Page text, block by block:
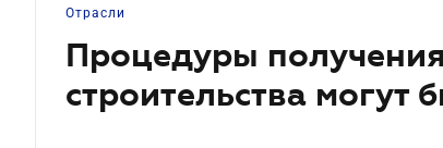
Отрасли
Процедуры
строительства могут